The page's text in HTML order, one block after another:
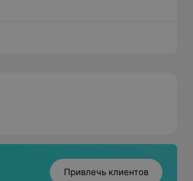
Привлечь клиентов